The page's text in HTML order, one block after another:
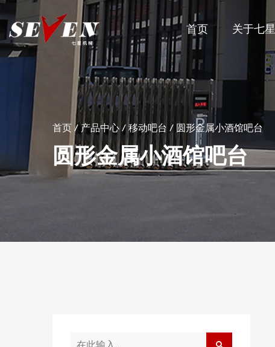
首页 关于七星
首页 /产品中心/ 移动吧台 / 圆形金属小酒馆吧台
圆形金属小酒馆吧台